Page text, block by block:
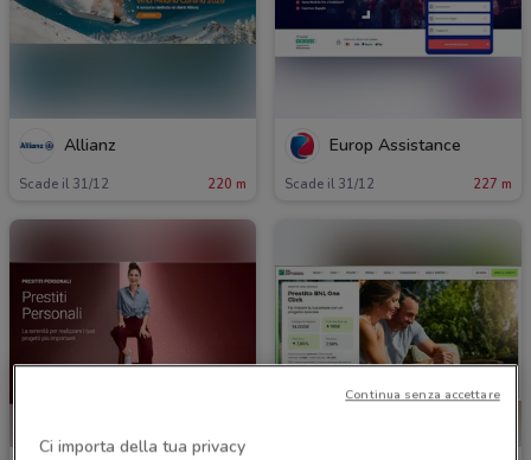
Allianz
Scade il 31/12 220 m
Europ Assistance
Scade il 31/12 227 m
Ci importa della tua privacy
Continua senza accettare